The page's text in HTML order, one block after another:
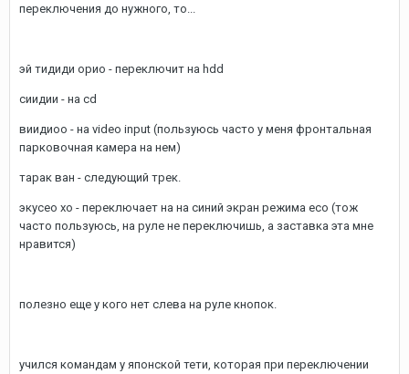
переключения до нужного, то...
эй тидиди орио - переключит на hdd
сиидии - на cd
виидиоо - на video input (пользуюсь часто у меня фронтальная
парковочная камера на нем)
тарак ван - следующий трек.
экусео хо - переключает на на синий экран режима eco (тож
часто пользуюсь, на руле не переключишь, а заставка эта мне
нравится)
полезно еще у кого нет слева на руле кнопок.
учился командам у японской тети, которая при переключении